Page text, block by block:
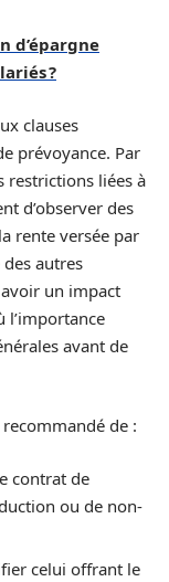
d’épargne
?
clauses
prévoyance. Par
restrictions liées à
d’observer des
rente versée par
autres
un impact
l’importance
avant de
de :
contrat de
ou de non-
celui offrant le